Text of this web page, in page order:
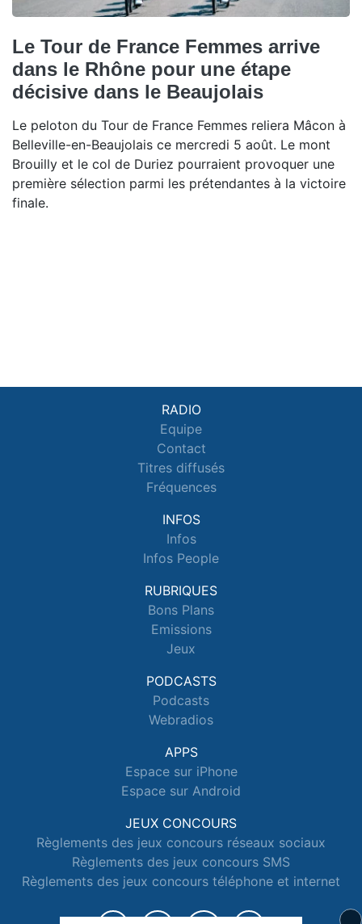
Le Tour de France Femmes arrive
dans le Rhône pour une étape
décisive dans le Beaujolais
Le peloton du Tour de France Femmes reliera Mâcon à
Belleville-en-Beaujolais ce mercredi 5 août. Le mont
Brouilly et le col de Duriez pourraient provoquer une
première sélection parmi les prétendantes à la victoire
finale.
RADIO
Equipe
Contact
Titres diffusés
Fréquences
INFOS
Infos
Infos People
RUBRIQUES
Bons Plans
Emissions
Jeux
PODCASTS
Podcasts
Webradios
APPS
Espace sur iPhone
Espace sur Android
JEUX CONCOURS
Règlements des jeux concours réseaux sociaux
Règlements des jeux concours SMS
Règlements des jeux concours téléphone et internet